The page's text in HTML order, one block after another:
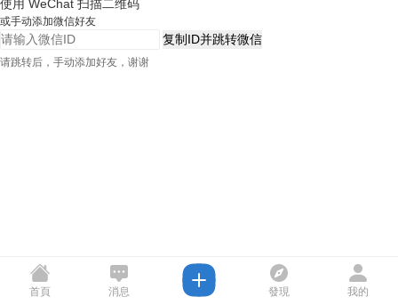
使用 WeChat 扫描二维码
或手动添加微信好友
复制ID并跳转微信
请跳转后，手动添加好友，谢谢
首頁 消息 發現 我的